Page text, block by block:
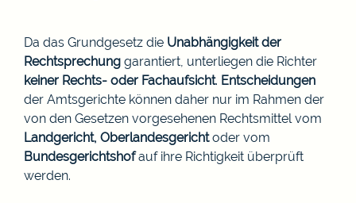
Da das Grundgesetz die Unabhängigkeit der
Rechtsprechung garantiert, unterliegen die Richter
keiner Rechts- oder Fachaufsicht. Entscheidungen
der Amtsgerichte können daher nur im Rahmen der
von den Gesetzen vorgesehenen Rechtsmittel vom
Landgericht, Oberlandesgerichtoder vom
Bundesgerichtshofauf ihre Richtigkeit überprüft
werden.